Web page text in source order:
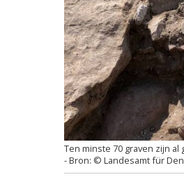
Ten minste 70 graven zijn
© Landesamt für